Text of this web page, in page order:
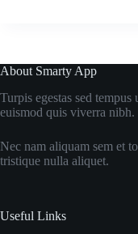
About Smarty App
Turpis egestas sed
euismod quis viverra nibh.
Nec nam aliquam sem et
tristique nulla aliquet.
Useful Links